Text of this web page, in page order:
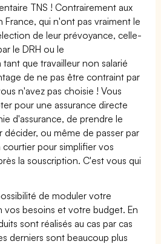
TNS ! Contrairement aux
France, qui n'ont pas vraiment le
de leur prévoyance, celle-
le DRH ou le
que travailleur non salarié
de ne pas être contraint par
n'avez pas choisie ! Vous
pour une assurance directe
d'assurance, de prendre le
décider, ou même de passer par
pour simplifier vos
la souscription. C'est vous qui
de moduler votre
vos besoins et votre budget. En
sont réalisés au cas par cas
derniers sont beaucoup plus